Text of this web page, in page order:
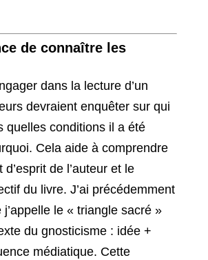
de connaître les
dans la lecture d’un
devraient enquêter sur qui
quelles conditions il a été
Cela aide à comprendre
d’esprit de l’auteur et le
du livre. J’ai précédemment
le « triangle sacré »
du gnosticisme : idée +
médiatique. Cette